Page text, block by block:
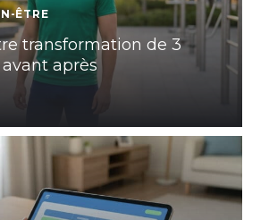
ÊTRE
transformation de 3
après